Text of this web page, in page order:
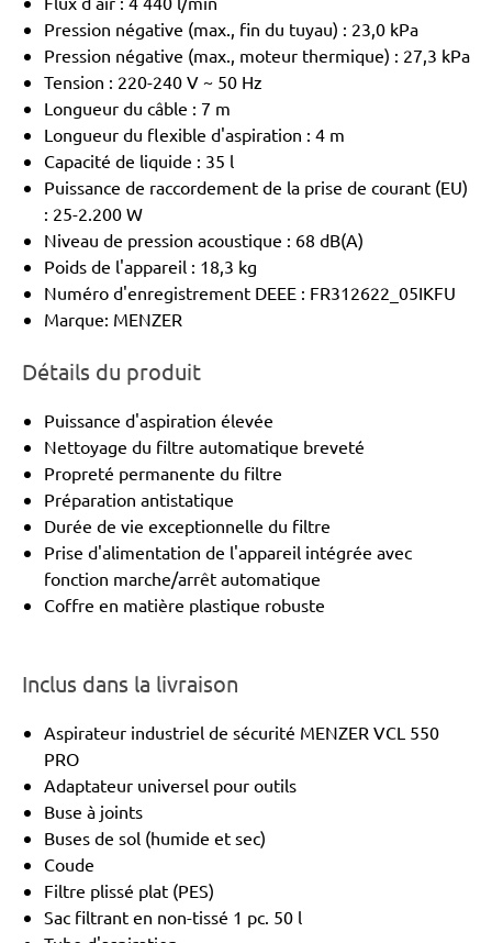
Pression négative (max., fin du tuyau) : 23,0 kPa
Pression négative (max., moteur thermique) : 27,3 kPa
Tension : 220-240 V ~ 50 Hz
Longueur du câble : 7 m
Longueur du flexible d'aspiration : 4 m
Capacité de liquide : 35 l
Puissance de raccordement de la prise de courant (EU)
: 25-2.200 W
Niveau de pression acoustique : 68 dB(A)
Poids de l'appareil : 18,3 kg
Numéro d'enregistrement DEEE : FR312622_05IKFU
Marque: MENZER
Détails du produit
Puissance d'aspiration élevée
Nettoyage du filtre automatique breveté
Propreté permanente du filtre
Préparation antistatique
Durée de vie exceptionnelle du filtre
Prise d'alimentation de l'appareil intégrée avec
fonction marche/arrêt automatique
Coffre en matière plastique robuste
Inclus dans la livraison
Aspirateur industriel de sécurité MENZER VCL 550
PRO
Adaptateur universel pour outils
Buse à joints
Buses de sol (humide et sec)
Coude
Filtre plissé plat (PES)
Sac filtrant en non-tissé 1 pc. 50 l